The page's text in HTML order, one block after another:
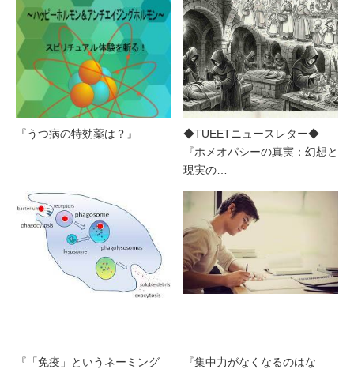
『うつ病の特効薬は？』
◆TUEETニュースレター◆
『ホメオパシーの真実：幻想と
現実の…
『「免疫」というネーミング
『集中力がなくなるのはな